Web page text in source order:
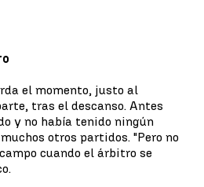
el momento, justo al
tras el descanso. Antes
y no había tenido ningún
otros partidos. "Pero no
cuando el árbitro se